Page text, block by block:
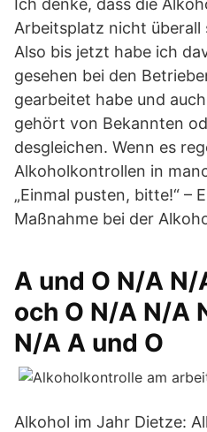
Ich denke, dass die
Arbeitsplatz nicht
Also bis jetzt habe ich
gesehen bei den
gearbeitet habe und
gehört von Bekannten
desgleichen. Wenn es
Alkoholkontrollen in
„Einmal pusten, bitte!“ –
Maßnahme bei der
A und O N/A
och O N/A N/A
N/A A und O
Alkohol im Jahr Dietze: